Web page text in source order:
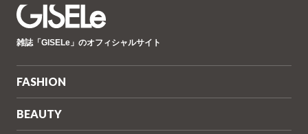
ゼ
雑誌「GISELe」のオフィシャルサイト
FASHION
BEAUTY